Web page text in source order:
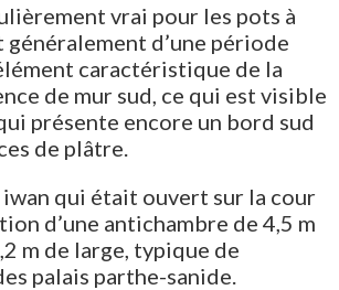
vrai pour les pots à
d’une période
caractéristique de la
de mur sud, ce qui est visible
présente encore un bord sud
de plâtre.
iwan qui était ouvert sur la cour
d’une antichambre de 4,5 m
m de large, typique de
palais parthe-sanide.